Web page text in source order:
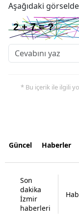
Aşağıdaki
* Bu içerik ile ilgili
Güncel Haberler
Son
dakika
İzmir
haberleri